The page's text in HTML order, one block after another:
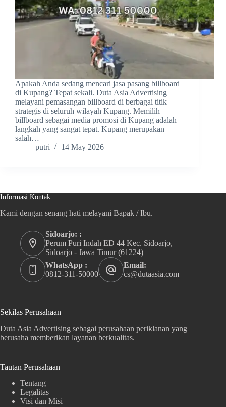
Apakah Anda sedang mencari jasa pasang billboard
di Kupang? Tepat sekali. Duta Asia Advertising
melayani pemasangan billboard di berbagai titik
strategis di seluruh wilayah Kupang. Memilih
billboard sebagai media promosi di Kupang adalah
langkah yang sangat tepat. Kupang merupakan
salah…
putri
14 May 2026
Informasi Kontak
Kami dengan senang hati melayani Bapak / Ibu.
Sidoarjo: :
Perum Puri Indah ED 44 Kec. Sidoarjo,
Sidoarjo - Jawa Timur (61224)
WhatsApp :
0812-311-50000
Email:
cs@dutaasia.com
Sekilas Perusahaan
Duta Asia Advertising sebagai perusahaan periklanan yang
berusaha memberikan layanan berkualitas.
Tautan Perusahaan
Tentang
Legalitas
Visi dan Misi